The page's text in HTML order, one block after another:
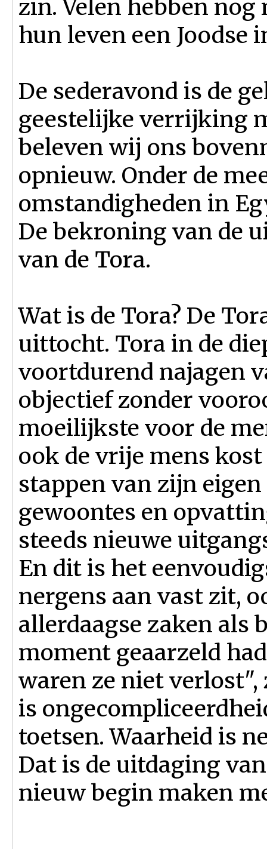
zin. Velen hebben
hun leven een Joodse
De sederavond is de
geestelijke verrijking
beleven wij ons
opnieuw. Onder de
omstandigheden in
De bekroning van de
van de Tora.
Wat is de Tora? De
uittocht. Tora in de
voortdurend najagen
objectief zonder
moeilijkste voor de
ook de vrije mens
stappen van zijn
gewoontes en
steeds nieuwe
En dit is het
nergens aan vast zit,
allerdaagse zaken als
moment geaarzeld
waren ze niet verlost",
is
toetsen. Waarheid is
Dat is de uitdaging
nieuw begin maken